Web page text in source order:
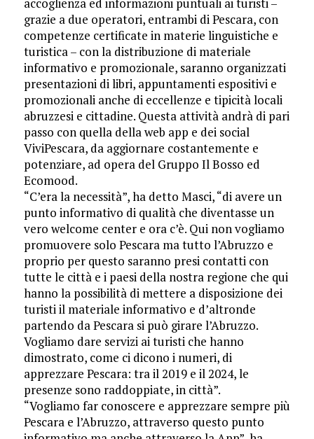
accoglienza ed informazioni puntuali ai turisti –
grazie a due operatori, entrambi di Pescara, con
competenze certificate in materie linguistiche e
turistica – con la distribuzione di materiale
informativo e promozionale, saranno organizzati
presentazioni di libri, appuntamenti espositivi e
promozionali anche di eccellenze e tipicità locali
abruzzesi e cittadine. Questa attività andrà di pari
passo con quella della web app e dei social
ViviPescara, da aggiornare costantemente e
potenziare, ad opera del Gruppo Il Bosso ed
Ecomood.
“C’era la necessità”, ha detto Masci, “di avere un
punto informativo di qualità che diventasse un
vero welcome center e ora c’è. Qui non vogliamo
promuovere solo Pescara ma tutto l’Abruzzo e
proprio per questo saranno presi contatti con
tutte le città e i paesi della nostra regione che qui
hanno la possibilità di mettere a disposizione dei
turisti il materiale informativo e d’altronde
partendo da Pescara si può girare l’Abruzzo.
Vogliamo dare servizi ai turisti che hanno
dimostrato, come ci dicono i numeri, di
apprezzare Pescara: tra il 2019 e il 2024, le
presenze sono raddoppiate, in città”.
“Vogliamo far conoscere e apprezzare sempre più
Pescara e l’Abruzzo, attraverso questo punto